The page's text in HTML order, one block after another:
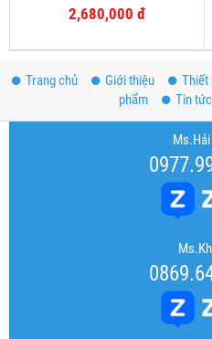
2,680,000 đ
Trang chủ Giới thiệu Thiết
phẩm
Tin tức